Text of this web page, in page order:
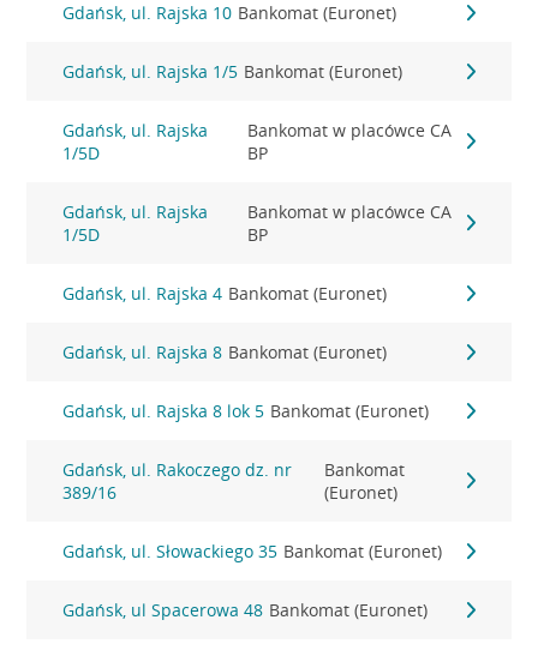
Gdańsk, ul. Rajska 10 Bankomat (Euronet)
Gdańsk, ul. Rajska 1/5 Bankomat (Euronet)
Gdańsk, ul. Rajska
1/5D
Bankomat w placówce CA
BP
Gdańsk, ul. Rajska
1/5D
Bankomat w placówce CA
BP
Gdańsk, ul. Rajska 4 Bankomat (Euronet)
Gdańsk, ul. Rajska 8 Bankomat (Euronet)
Gdańsk, ul. Rajska 8 lok 5 Bankomat (Euronet)
Gdańsk, ul. Rakoczego dz. nr
389/16
Bankomat
(Euronet)
Gdańsk, ul. Słowackiego 35 Bankomat (Euronet)
Gdańsk, ul Spacerowa 48 Bankomat (Euronet)